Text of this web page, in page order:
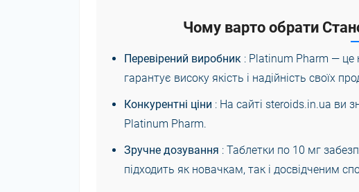
Чому варто обрати
Перевірений виробник : Platinum Pharm — це
гарантує високу якість і надійність своїх
Конкурентні ціни : На сайті steroids.in.ua ви
Platinum Pharm.
Зручне дозування : Таблетки по 10 мг
підходить як новачкам, так і досвідченим